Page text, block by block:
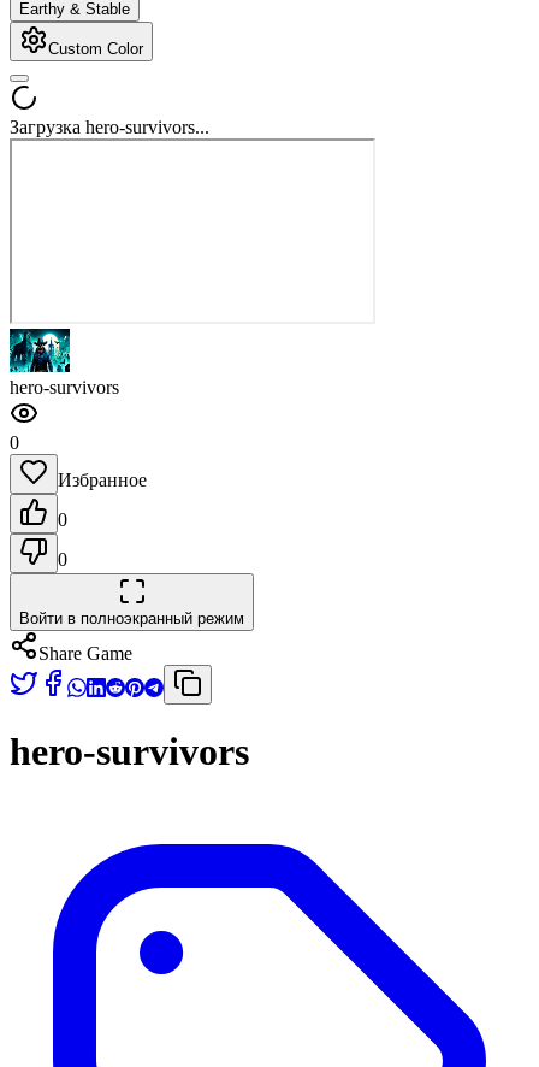
Earthy & Stable
Custom Color
Загрузка hero-survivors...
hero-survivors
0
Избранное
0
0
Войти в полноэкранный режим
Share Game
hero-survivors